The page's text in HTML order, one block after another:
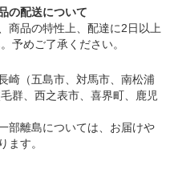
の配送について
商品の特性上、配達に2日以上
予めご了承ください。
崎（五島市、対馬市、南松浦
群、西之表市、喜界町、鹿児
部離島については、お届けや
ます。